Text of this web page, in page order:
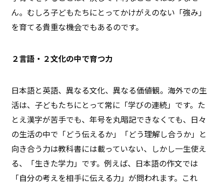
ん。むしろ子どもたちにとってかけがえのない「強み」
を育てる貴重な機会でもあるのです。
２言語・２文化の中で育つ力
日本語と英語、異なる文化、異なる価値観。海外での生
活は、子どもたちにとって常に「学びの連続」です。た
とえ漢字が苦手でも、年号を丸暗記できなくても、日々
の生活の中で「どう伝えるか」「どう理解し合うか」と
向き合う力は教科書には載っていない、しかし一生使え
る、「生きた学力」です。例えば、日本語の作文では
「自分の考えを相手に伝える力」が問われます。これ